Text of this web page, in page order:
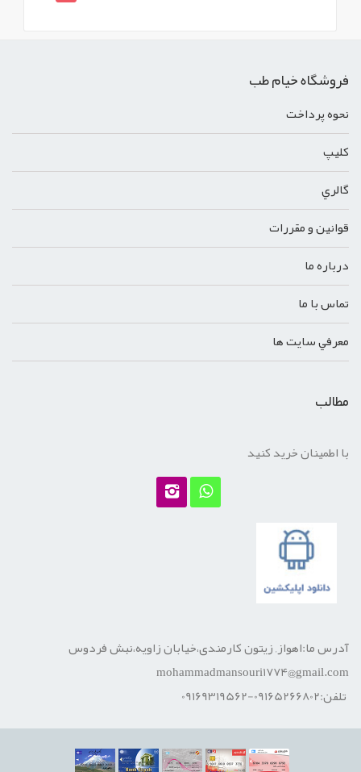
فروشگاه خیام طب
نحوه پرداخت
کليپ
گالري
قوانين و مقررات
درباره ما
تماس با ما
معرفي سايت ها
مطالب
با اطمینان خرید کنید
آدرس ما:اهواز, زیتون کارمندی،خیابان زاویه،نبش فردوس
mohammadmansouri1774@gmail.com
تلفن:09165266802-09169319562